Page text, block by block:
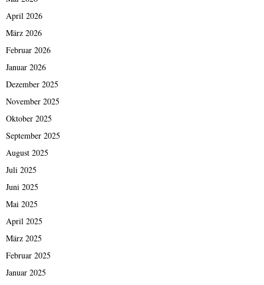
April 2026
März 2026
Februar 2026
Januar 2026
Dezember 2025
November 2025
Oktober 2025
September 2025
August 2025
Juli 2025
Juni 2025
Mai 2025
April 2025
März 2025
Februar 2025
Januar 2025